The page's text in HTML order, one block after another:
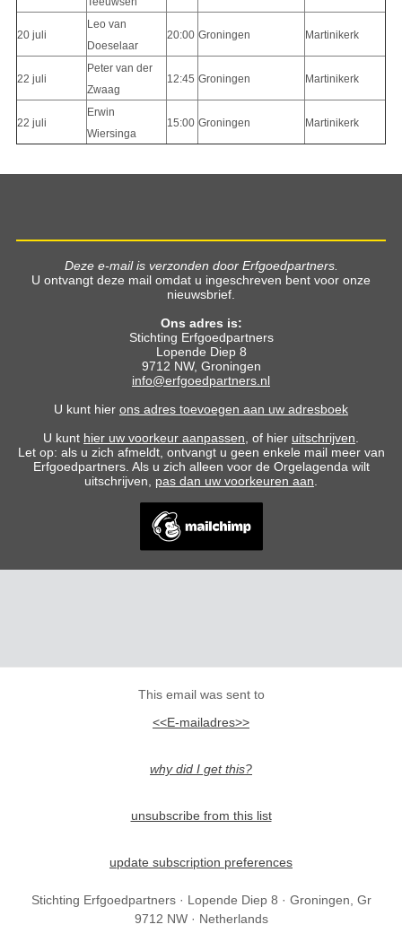
20 juli
Leo van
Doeselaar
20:00 Groningen Martinikerk
22 juli
Peter van der
Zwaag
12:45 Groningen Martinikerk
22 juli
Erwin
Wiersinga
15:00 Groningen Martinikerk
Deze e-mail is verzonden door Erfgoedpartners.
U ontvangt deze mail omdat u ingeschreven bent voor onze
nieuwsbrief.
Ons adres is:
Stichting Erfgoedpartners
Lopende Diep 8
9712 NW, Groningen
info@erfgoedpartners.nl
U kunt hier ons adres toevoegen aan uw adresboek
U kunt hier uw voorkeur aanpassen , of hier uitschrijven
Let op: als u zich afmeldt, ontvangt u geen enkele mail meer van
Erfgoedpartners. Als u zich alleen voor de Orgelagenda wilt
uitschrijven, pas dan uw voorkeuren aan
This email was sent to
<<E-mailadres>>
why did I get this?
unsubscribe from this list
update subscription preferences
Stichting Erfgoedpartners · Lopende Diep 8 · Groningen, Gr
9712 NW · Netherlands